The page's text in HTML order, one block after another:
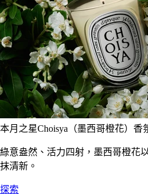
本月之星Choisya（墨西哥橙花）香
綠意盎然、活力四射，墨西哥橙花
抹清新。
探索